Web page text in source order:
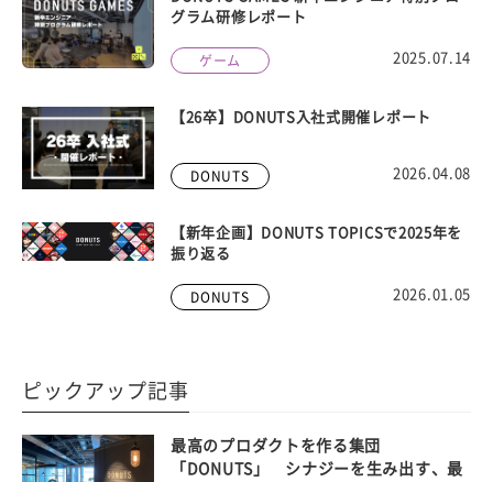
ゲーム 2025.07.14
グラム研修レポート
DONUTS 2026.04.08
【26卒】DONUTS入社式開催レポート
DONUTS 2026.01.05
【新年企画】DONUTS TOPICSで2025年を
振り返る
ピックアップ記事
最高のプロダクトを作る集団
「DONUTS」 シナジーを生み出す、最